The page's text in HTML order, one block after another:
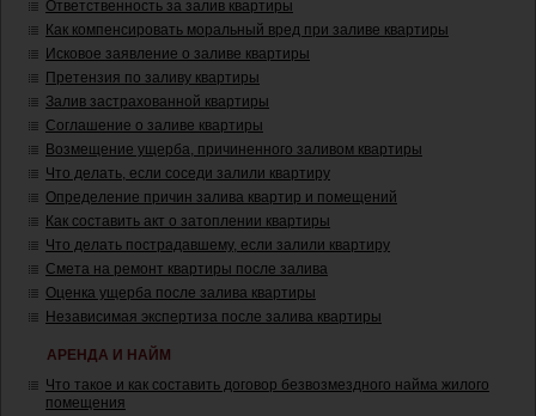
Ответственность за залив квартиры
Как компенсировать моральный вред при заливе квартиры
Исковое заявление о заливе квартиры
Претензия по заливу квартиры
Залив застрахованной квартиры
Соглашение о заливе квартиры
Возмещение ущерба, причиненного заливом квартиры
Что делать, если соседи залили квартиру
Определение причин залива квартир и помещений
Как составить акт о затоплении квартиры
Что делать пострадавшему, если залили квартиру
Смета на ремонт квартиры после залива
Оценка ущерба после залива квартиры
Независимая экспертиза после залива квартиры
АРЕНДА И НАЙМ
Что такое и как составить договор безвозмездного найма жилого
помещения